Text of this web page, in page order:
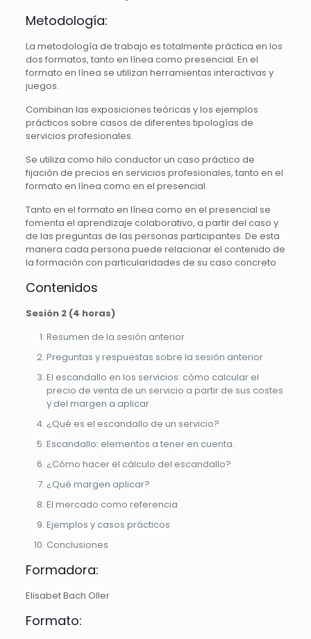
Metodología:
La metodología de trabajo es totalmente práctica en los
dos formatos, tanto en línea como presencial. En el
formato en línea se utilizan herramientas interactivas y
juegos.
Combinan las exposiciones teóricas y los ejemplos
prácticos sobre casos de diferentes tipologías de
servicios profesionales.
Se utiliza como hilo conductor un caso práctico de
fijación de precios en servicios profesionales, tanto en el
formato en línea como en el presencial.
Tanto en el formato en línea como en el presencial se
fomenta el aprendizaje colaborativo, a partir del caso y
de las preguntas de las personas participantes. De esta
manera cada persona puede relacionar el contenido de
la formación con particularidades de su caso concreto
Contenidos
Sesión 2 (4 horas)
Resumen de la sesión anterior
Preguntas y respuestas sobre la sesión anterior
El escandallo en los servicios: cómo calcular el
precio de venta de un servicio a partir de sus costes
y del margen a aplicar.
¿Qué es el escandallo de un servicio?
Escandallo: elementos a tener en cuenta.
¿Cómo hacer el cálculo del escandallo?
¿Qué margen aplicar?
El mercado como referencia
Ejemplos y casos prácticos
Conclusiones
Formadora:
Elisabet Bach Oller
Formato: